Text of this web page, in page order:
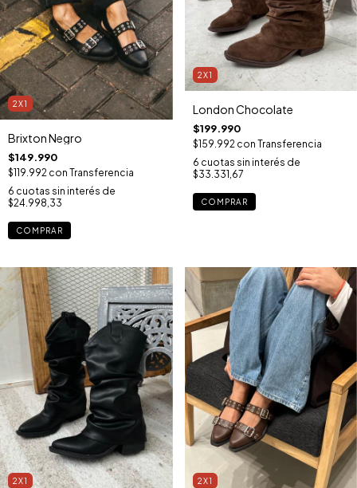
2X1
Brixton Negro
$149.990
$119.992 con Transferencia
6 cuotas sin interés de
$24.998,33
COMPRAR
2X1
London Chocolate
$199.990
$159.992 con Transferencia
6 cuotas sin interés de
$33.331,67
COMPRAR
2X1 2X1